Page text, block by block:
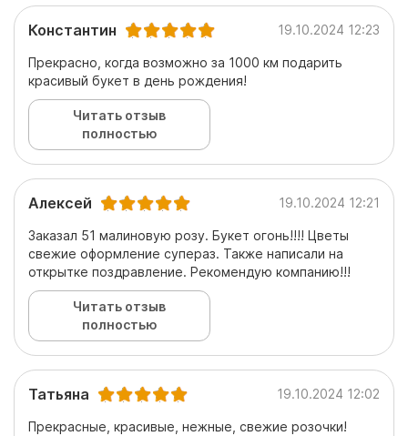
Константин 19.10.2024 12:23
Прекрасно, когда возможно за 1000 км подарить
красивый букет в день рождения!
Читать отзыв
полностью
Алексей 19.10.2024 12:21
Заказал 51 малиновую розу. Букет огонь!!!! Цветы
свежие оформление супераз. Также написали на
открытке поздравление. Рекомендую компанию!!!
Читать отзыв
полностью
Татьяна 19.10.2024 12:02
Прекрасные, красивые, нежные, свежие розочки!